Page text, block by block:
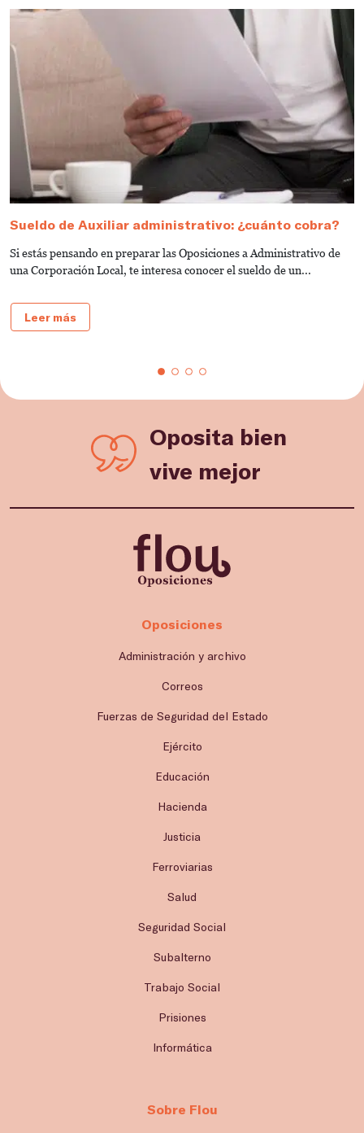
Sueldo de Auxiliar administrativo: ¿cuánto cobra?
Si estás pensando en preparar las Oposiciones a Administrativo de
una Corporación Local, te interesa conocer el sueldo de un...
Leer más
Oposita bien
vive mejor
Oposiciones
Administración y archivo
Correos
Fuerzas de Seguridad del Estado
Ejército
Educación
Hacienda
Justicia
Ferroviarias
Salud
Seguridad Social
Subalterno
Trabajo Social
Prisiones
Informática
Sobre Flou